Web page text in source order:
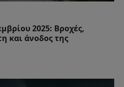
2025: Βροχές,
και άνοδος της